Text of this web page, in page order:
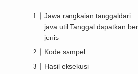
Jawa rangkaian tanggaldari
java.util.Tanggal dapatkan
jenis
Kode sampel
Hasil eksekusi